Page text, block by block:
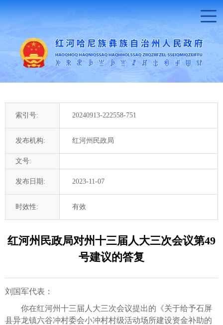
索引号: 20240913-222558-751
发布机构: 红河州民政局
文号:
发布日期: 2023-11-07
时效性: 有效
红河州民政局对州十三届人大三次会议第49
号建议的答复
刘国军代表：
你在红河州十三届人大三次会议提出的《关于给予石屏
县异龙镇六谷冲村委会小冲村村级活动场所建设资金补助的